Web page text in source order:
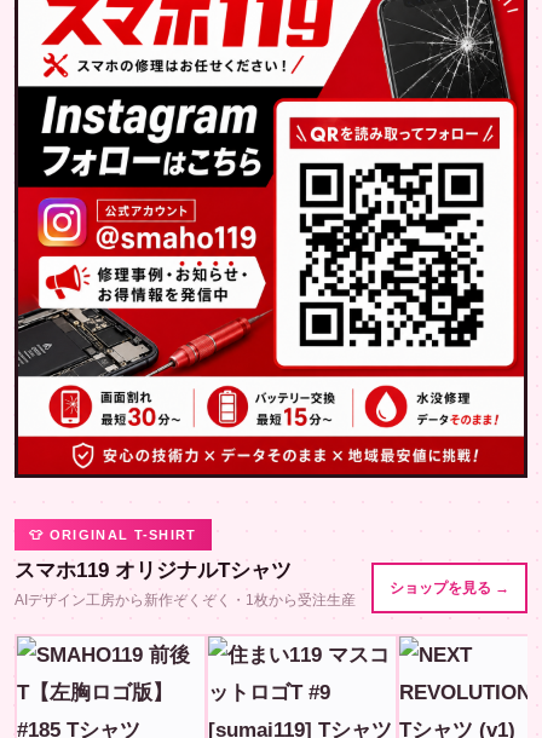
👕 ORIGINAL T-SHIRT
スマホ119 オリジナルTシャツ
AIデザイン工房から新作ぞくぞく・1枚から受注生産
ショップを見る →